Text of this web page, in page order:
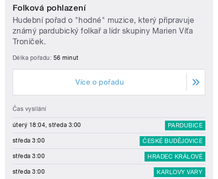
Folková pohlazení
Hudební pořad o "hodné" muzice, který připravuje
známý pardubický folkař a lídr skupiny Marien Víťa
Troníček.
Délka pořadu: 56 minut
Více o pořadu
Čas vysílání
úterý 18:04, středa 3:00 PARDUBICE
středa 3:00 ČESKÉ BUDĚJOVICE
středa 3:00 HRADEC KRÁLOVÉ
středa 3:00 KARLOVY VARY